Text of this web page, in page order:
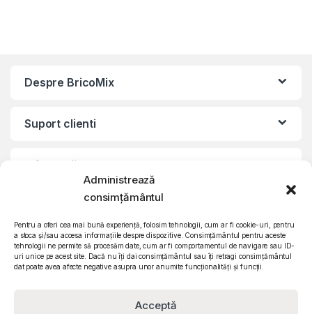
Administrează
consimțământul
Pentru a oferi cea mai bună experiență, folosim tehnologii, cum ar fi cookie-uri, pentru
a stoca și/sau accesa informațiile despre dispozitive. Consimțământul pentru aceste
tehnologii ne permite să procesăm date, cum ar fi comportamentul de navigare sau ID-
uri unice pe acest site. Dacă nu îți dai consimțământul sau îți retragi consimțământul
dat poate avea afecte negative asupra unor anumite funcționalități și funcții.
Acceptă
Despre BricoMix
Suport clienti
Informatii legale
©2010 – 2024 Quattro SRL